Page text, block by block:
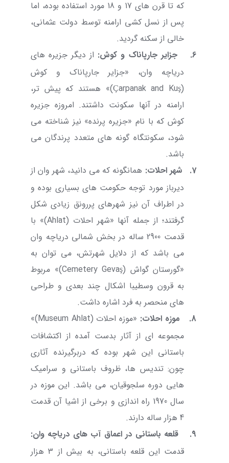
که تا قرن های 17 و 18 مورد استفاده بوده، اما
پس از نسل کشی ارامنه توسط دولت عثمانی،
خالی از سکنه گردید.
6.
جزایر جارپاناک و کوش: از دیگر جزیره های
دریاچه وان، «جزایر جارپاناک و کوش
(
Çarpanak and Kuş)» هستند که پیش تر،
ارامنه در آنها سکونت داشتند. امروزه جزیره
کوش که با نام «جزیره پرنده» نیز شناخته می
شود، سکونتگاه گونه های متعدد پرندگان می
باشد.
7.
شهر احلات: همانگونه که می دانید، شهر وان از
دیرباز مورد توجه حکومت های بسیاری بوده و
در اطراف آن نیز شهرهای پررونق زیادی شکل
گرفتند؛ از جمله آنها «شهر احلات (Ahlat)» با
قدمت 2900 ساله در بخش شمالی دریاچه وان
می باشد که از دلایل شهرتش، می توان به
«گورستان گواش (Gevaş
Cemetery)» مربوط
به قرون وسطیبا اشکال چند بعدی و طراحی
های منحصر به فرد اشاره داشت.
8.
موزه احلات: «موزه احلات (Ahlat
Museum
)»
مجموعه ای از آثار بدست آمده از اکتشافات
باستانی این شهر بوده که دربرگیرنده آثاری
چون: تندیس ها، ظروف باستانی و سرامیک
هایی دوره سلجوقیان، می باشد. این موزه در
سال 1970 راه اندازی و برخی از اشیا آن قدمت
4 هزار ساله دارند.
9.
قلعه باستانی در اعماق آب های دریاچه وان:
قدمت این قلعه باستانی، به بیش از 3 هزار